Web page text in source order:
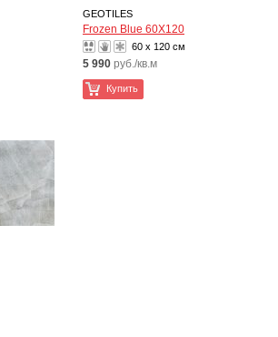
GEOTILES
Frozen Blue 60X120
60 x 120 см
5 990 руб./кв.м
Купить